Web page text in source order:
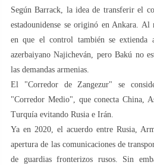
Según Barrack, la idea de transferir el
estadounidense se originó en Ankara.
en que el control también se extienda
azerbaiyano Najicheván, pero Bakú no
las demandas armenias.
El "Corredor de Zangezur" se
"Corredor Medio", que conecta China,
Turquía evitando Rusia e Irán.
Ya en 2020, el acuerdo entre Rusia,
apertura de las comunicaciones de
de guardias fronterizos rusos. Sin